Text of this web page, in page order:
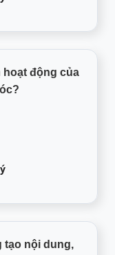
hoạt động của
tạo nội dung,